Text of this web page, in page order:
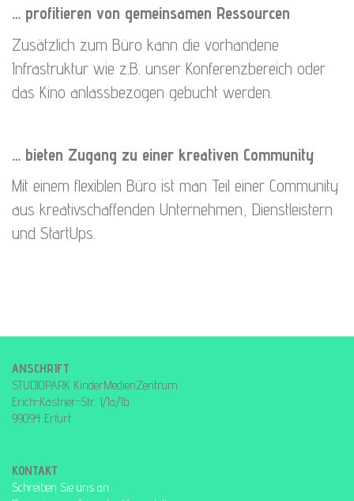
… profitieren von gemeinsamen Ressourcen
Zusätzlich zum Büro kann die vorhandene
Infrastruktur wie z.B. unser Konferenzbereich oder
das Kino anlassbezogen gebucht werden.
… bieten Zugang zu einer kreativen Community
Mit einem flexiblen Büro ist man Teil einer Community
aus kreativschaffenden Unternehmen, Dienstleistern
und StartUps.
ANSCHRIFT
STUDIOPARK KinderMedienZentrum
Erich-Kästner-Str. 1/1a/1b
99094 Erfurt
KONTAKT
Schreiben Sie uns an